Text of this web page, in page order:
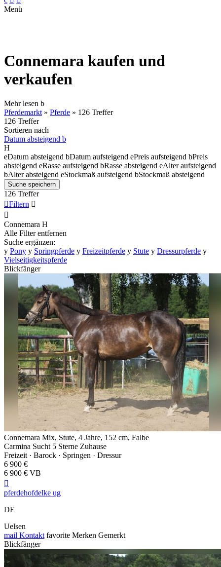
Menü
Connemara kaufen und
verkaufen
Mehr lesen b
Pferdemarkt » Pferde » 126 Treffer
126 Treffer
Sortieren nach
Datum absteigend b
H
eDatum absteigend bDatum aufsteigend ePreis aufsteigend bPreis
absteigend eRasse aufsteigend bRasse absteigend eAlter aufsteigend
bAlter absteigend eStockmaß aufsteigend bStockmaß absteigend
Suche speichern
126 Treffer
Filtern 

Connemara H
Alle Filter entfernen
Suche ergänzen:
y Pony y Springpferde y Freizeitpferde y Stute y Dressurpferde y
Vielseitigkeitspferde
Blickfänger
Connemara Mix, Stute, 4 Jahre, 152 cm, Falbe
Carmina Sucht 5 Sterne Zuhause
Freizeit · Barock · Springen · Dressur
6 900 €
6 900 € VB

pferdehofdelke ug
DE
Uelsen
mail Kontakt favorite Merken Gemerkt
Blickfänger